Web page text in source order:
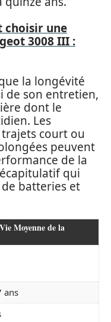
choisir une
3008 III :
la longévité
de son entretien,
dont le
Les
court ou
peuvent
de la
qui
batteries et
Moyenne de la
ans